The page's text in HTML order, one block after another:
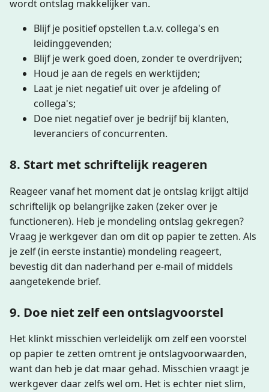
wordt ontslag makkelijker van.
Blijf je positief opstellen t.a.v. collega's en
leidinggevenden;
Blijf je werk goed doen, zonder te overdrijven;
Houd je aan de regels en werktijden;
Laat je niet negatief uit over je afdeling of
collega's;
Doe niet negatief over je bedrijf bij klanten,
leveranciers of concurrenten.
8. Start met schriftelijk reageren
Reageer vanaf het moment dat je ontslag krijgt altijd
schriftelijk op belangrijke zaken (zeker over je
functioneren). Heb je mondeling ontslag gekregen?
Vraag je werkgever dan om dit op papier te zetten. Als
je zelf (in eerste instantie) mondeling reageert,
bevestig dit dan naderhand per e-mail of middels
aangetekende brief.
9. Doe niet zelf een ontslagvoorstel
Het klinkt misschien verleidelijk om zelf een voorstel
op papier te zetten omtrent je ontslagvoorwaarden,
want dan heb je dat maar gehad. Misschien vraagt je
werkgever daar zelfs wel om. Het is echter niet slim,